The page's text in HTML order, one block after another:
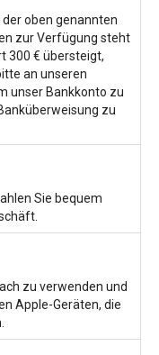
der oben genannten
zur Verfügung steht
300 € übersteigt,
an unseren
unser Bankkonto zu
zu
Sie bequem
zu verwenden und
Apple-Geräten, die